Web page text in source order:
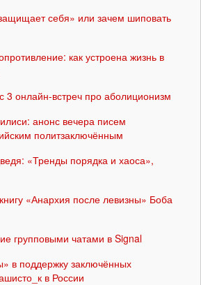
себя» или зачем шиповать
как устроена жизнь в
онлайн-встреч про аболиционизм
анонс вечера писем
политзаключённым
«Тренды порядка и хаоса»,
«Анархия после левизны» Боба
групповыми чатами в Signal
в поддержку заключённых
в России